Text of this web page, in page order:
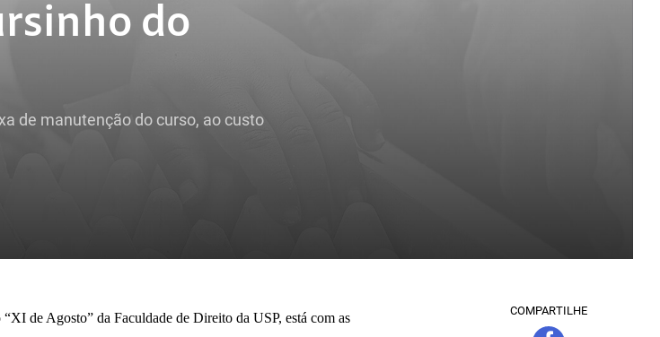
do
de manutenção do curso, ao custo
de Agosto” da Faculdade de Direito da USP, está com as
COMPARTILHE